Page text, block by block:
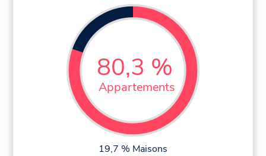
80,3 %
Appartements
19,7 % Maisons